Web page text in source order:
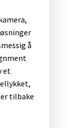
å
et
tilbake